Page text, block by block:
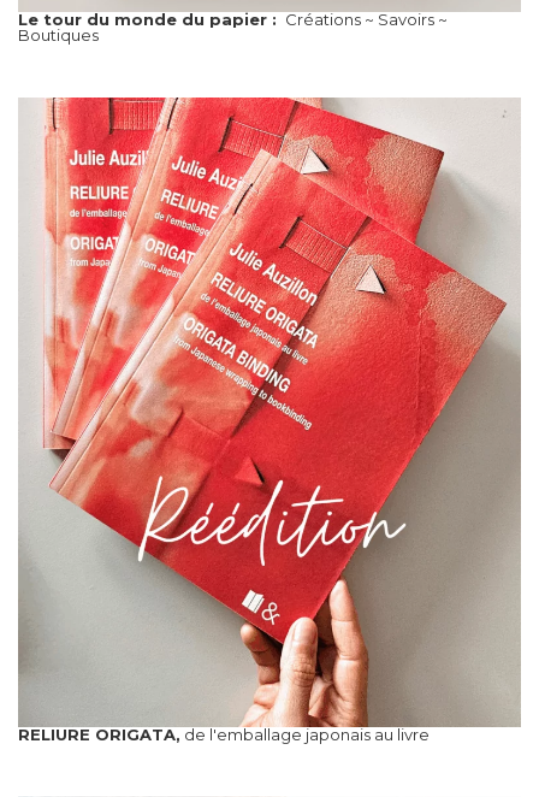
Le tour du monde du papier : Créations ~ Savoirs ~
Boutiques
RELIURE ORIGATA, de l'emballage japonais au livre